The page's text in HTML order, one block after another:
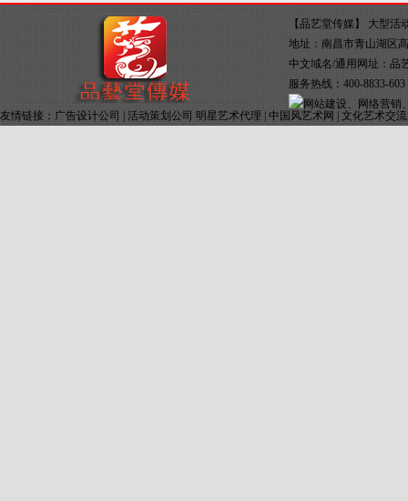
【品艺堂传媒】
大型活
地址：南昌市青山湖区
中文域名/通用网址：品
服务热线：400-8833-
友情链接： 广告设计公司 活动策划公司 明星艺术代理 中国风艺术网 文化艺术交流